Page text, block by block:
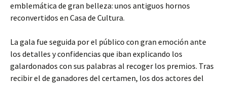
emblemática de gran belleza: unos antiguos hornos
reconvertidos en Casa de Cultura.
La gala fue seguida por el público con gran emoción ante
los detalles y confidencias que iban explicando los
galardonados con sus palabras al recoger los premios. Tras
recibir el de ganadores del certamen, los dos actores del